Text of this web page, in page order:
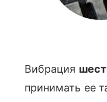
Вибрация
принимать ее